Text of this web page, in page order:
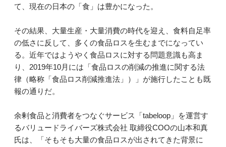
て、現在の日本の「食」は豊かになった。
その結果、大量生産・大量消費の時代を迎え、食料自足率
の低さに反して、多くの食品ロスを生むまでになってい
る。近年ではようやく食品ロスに対する問題意識も高ま
り、2019年10月には「食品ロスの削減の推進に関する法
律（略称「食品ロス削減推進法」）」が施行したことも既
報の通りだ。
余剰食品と消費者をつなぐサービス「tabeloop」を運営す
るバリュードライバーズ株式会社 取締役COOの山本和真
氏は、「そもそも大量の食品ロスが出されてきた背景に